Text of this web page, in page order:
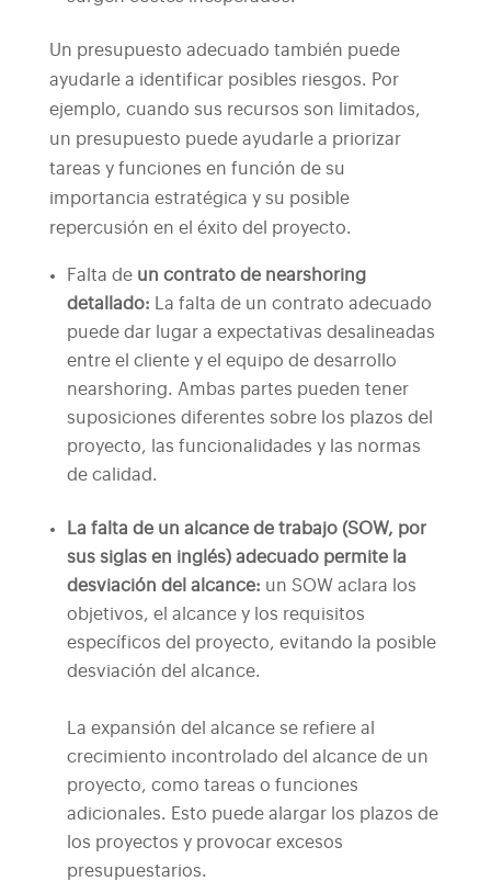
Un presupuesto adecuado también puede
ayudarle a identificar posibles riesgos. Por
ejemplo, cuando sus recursos son limitados,
un presupuesto puede ayudarle a priorizar
tareas y funciones en función de su
importancia estratégica y su posible
repercusión en el éxito del proyecto.
Falta de un contrato de nearshoring
detallado: La falta de un contrato adecuado
puede dar lugar a expectativas desalineadas
entre el cliente y el equipo de desarrollo
nearshoring. Ambas partes pueden tener
suposiciones diferentes sobre los plazos del
proyecto, las funcionalidades y las normas
de calidad.
La falta de un alcance de trabajo (SOW, por
sus siglas en inglés) adecuado permite la
desviación del alcance: un SOW aclara los
objetivos, el alcance y los requisitos
específicos del proyecto, evitando la posible
desviación del alcance.
La expansión del alcance se refiere al
crecimiento incontrolado del alcance de un
proyecto, como tareas o funciones
adicionales. Esto puede alargar los plazos de
los proyectos y provocar excesos
presupuestarios.